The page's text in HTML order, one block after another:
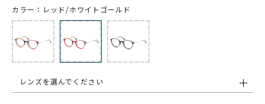
カラー：レッド/ホワイトゴールド
レンズを選んでください